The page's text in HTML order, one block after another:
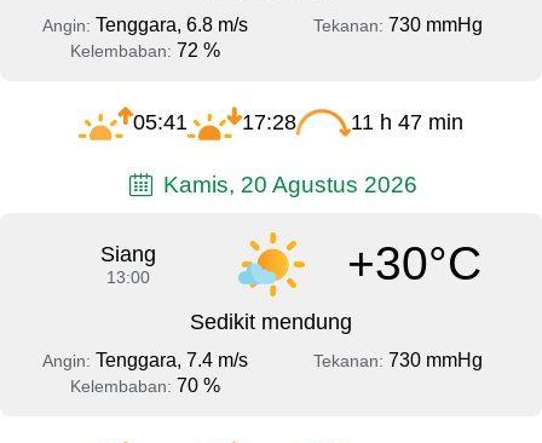
Angin: Tenggara, 6.8 m/s Tekanan: 730 mmHg
Kelembaban: 72 %
05:41 17:28 11 h 47 min
Kamis, 20 Agustus 2026
Siang
13:00 +30°C
Sedikit mendung
Angin: Tenggara, 7.4 m/s Tekanan: 730 mmHg
Kelembaban: 70 %